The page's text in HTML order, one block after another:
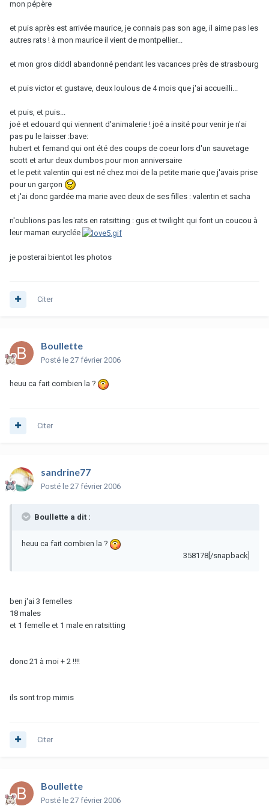
mon pépère
et puis après est arrivée maurice, je connais pas son age, il aime pas les
autres rats ! à mon maurice il vient de montpellier...
et mon gros diddl abandonné pendant les vacances près de strasbourg
et puis victor et gustave, deux loulous de 4 mois que j'ai accueilli...
et puis, et puis...
joé et edouard qui viennent d'animalerie ! joé a insité pour venir je n'ai
pas pu le laisser :bave:
hubert et fernand qui ont été des coups de coeur lors d'un sauvetage
scott et artur deux dumbos pour mon anniversaire
et le petit valentin qui est né chez moi de la petite marie que j'avais prise
pour un garçon
et j'ai donc gardée ma marie avec deux de ses filles : valentin et sacha
n'oublions pas les rats en ratsitting : gus et twilight qui font un coucou à
leur maman euryclée
je posterai bientot les photos
Citer
Boullette
Posté le 27 février 2006
heuu ca fait combien la ?
Citer
sandrine77
Posté le 27 février 2006
Boullette a dit :
heuu ca fait combien la ?
358178[/snapback]
ben j'ai 3 femelles
18 males
et 1 femelle et 1 male en ratsitting
donc 21 à moi + 2 !!!!
ils sont trop mimis
Citer
Boullette
Posté le 27 février 2006